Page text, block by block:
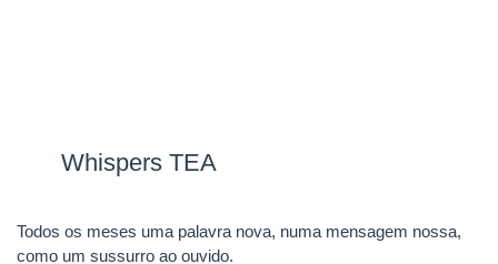
Whispers TEA
Todos os meses uma palavra nova, numa mensagem nossa,
como um sussurro ao ouvido.